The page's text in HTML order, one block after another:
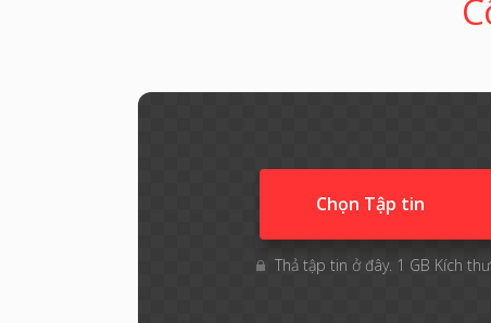
Chọn Tập tin
Thả tập tin ở đây. 1 GB Kích